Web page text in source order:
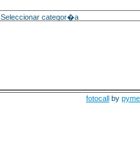
fotocall by